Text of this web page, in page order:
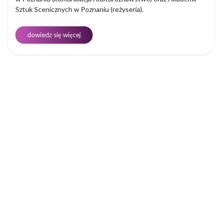
Sztuk Scenicznych w Poznaniu (reżyseria).
dowiedz się więcej